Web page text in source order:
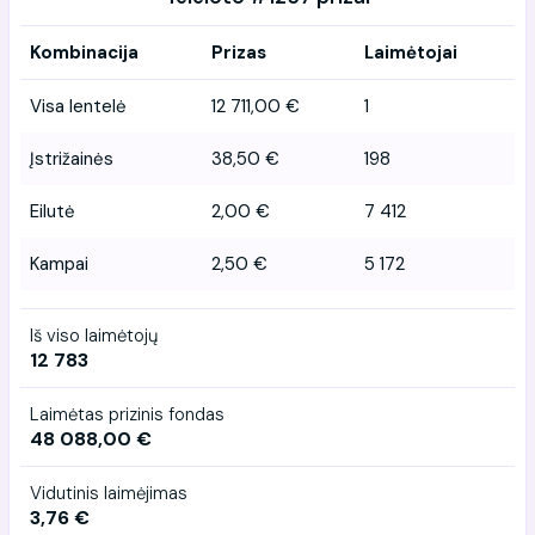
Kombinacija Prizas Laimėtojai
Visa lentelė 12 711,00 € 1
Įstrižainės 38,50 € 198
Eilutė 2,00 € 7 412
Kampai 2,50 € 5 172
Iš viso laimėtojų
12 783
Laimėtas prizinis fondas
48 088,00 €
Vidutinis laimėjimas
3,76 €